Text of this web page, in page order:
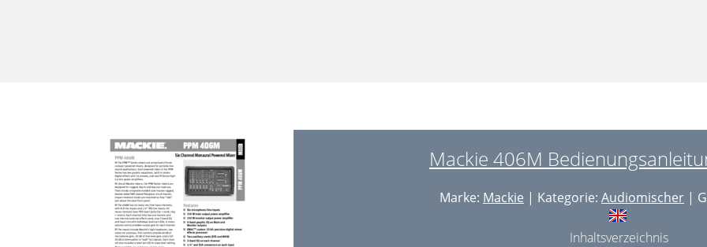
Mackie 406M
Marke: Mackie | Kategorie: Audiomischer |
Inhaltsverzeichnis